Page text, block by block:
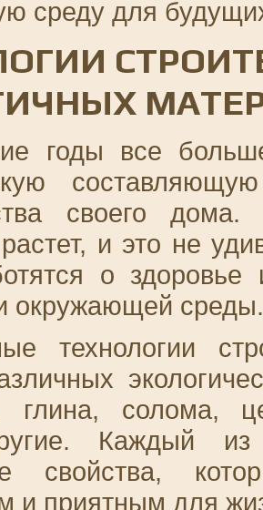
среду для
годы все
своего
и это не
о
окружающей среды.
технологии
глина, солома,
Каждый
свойства,
и приятным для